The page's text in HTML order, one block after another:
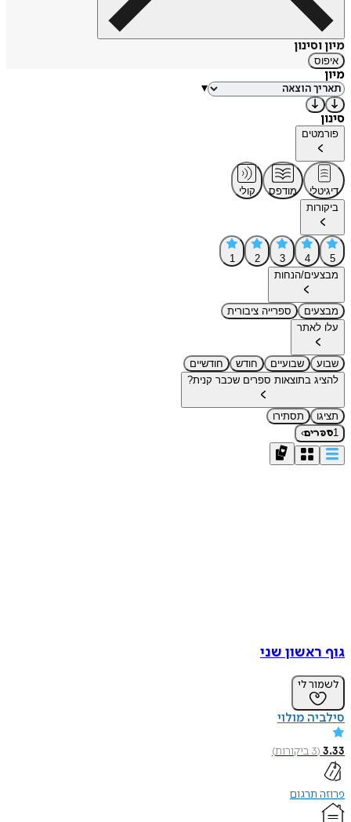
מיון וסינון
איפוס
מיון
▾
סינון
פורמטים
דיגיטלי מודפס
קולי
ביקורות
5
4
3
2
1
מבצעים/הנחות
מבצעים
ספרייה ציבורית
עלו לאתר
שבוע שבועיים חודש
חודשיים
להציג בתוצאות ספרים שכבר קנית?
תציגו
תסתירו
1ספרים›
גוף ראשון שני
לשמור לי
סילביה מולוי
3.33
(
3ביקורות)
פרוזה תרגום